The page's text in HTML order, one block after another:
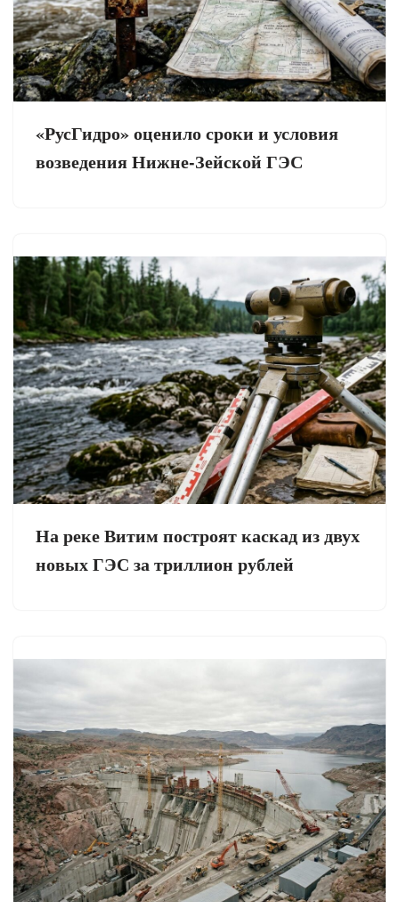
«РусГидро» оценило сроки и условия
возведения Нижне-Зейской ГЭС
На реке Витим построят каскад из двух
новых ГЭС за триллион рублей